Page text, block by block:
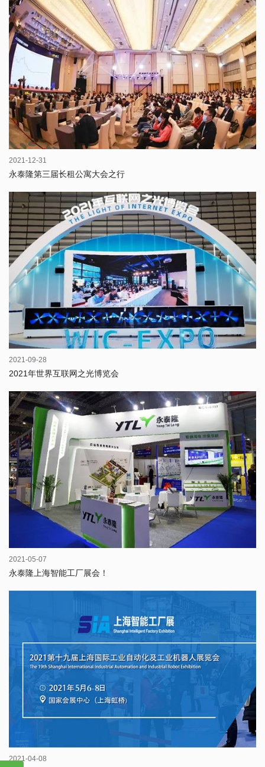
2021-12-31
永泰隆第三届长租公寓大会之行
2021-09-28
2021年世界互联网之光博览会
2021-05-07
永泰隆上海智能工厂展会！
2021-04-08